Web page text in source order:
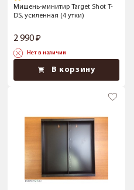
Мишень-минитир Target Shot T-
DS, усиленная (4 утки)
2 990
Нет в наличии
В корзину